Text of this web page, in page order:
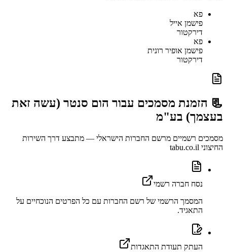
פא
פישמן אייל
דירקטור
פא
פישמן אופיר רונית
דירקטור
📃 הזמנת מסמכים עבור הום סנטר (עשה זאת
בעצמך) בע"מ
מסמכים רשמיים מרשם החברות הישראלי — מתבצע דרך השירות
החיצוני tabu.co.il
נסח חברה רשמי
המסמך הרשמי של רשם החברות עם כל הפרטים הנוכחיים על
התאגיד.
העתק תעודת התאגדות